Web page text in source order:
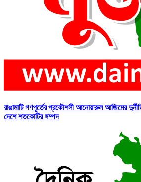
রাঙামাটি গণপূর্তের প্রকৌশলী আনোয়ারুল আজিমের
দেশে শতকোটির সম্পদ